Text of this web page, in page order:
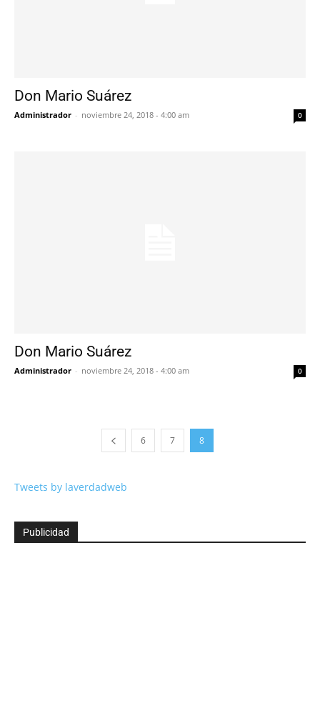
Don Mario Suárez
Administrador - noviembre 24, 2018 - 4:00 am 0
Don Mario Suárez
Administrador - noviembre 24, 2018 - 4:00 am 0
6 7 8
Tweets by laverdadweb
Publicidad